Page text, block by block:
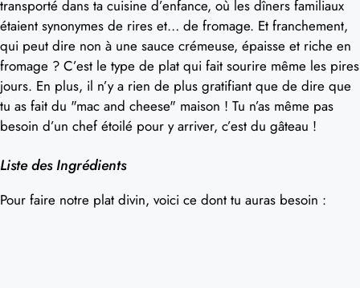
transporté dans ta cuisine d’enfance, où les dîners familiaux
étaient synonymes de rires et… de fromage. Et franchement,
qui peut dire non à une sauce crémeuse, épaisse et riche en
fromage ? C’est le type de plat qui fait sourire même les pires
jours. En plus, il n’y a rien de plus gratifiant que de dire que
tu as fait du "mac and cheese" maison ! Tu n’as même pas
besoin d’un chef étoilé pour y arriver, c’est du gâteau !
Liste des Ingrédients
Pour faire notre plat divin, voici ce dont tu auras besoin :